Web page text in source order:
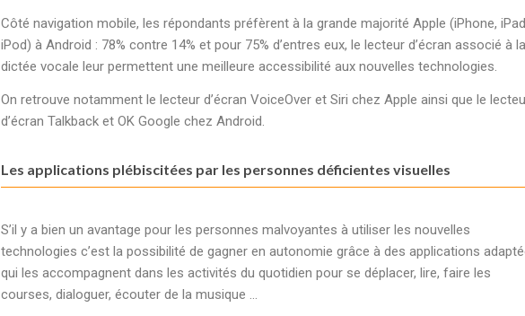
Côté navigation mobile, les répondants préfèrent à la grande majorité Apple (iPhone,
iPod) à Android : 78% contre 14% et pour 75% d’entres eux, le lecteur d’écran associé à la
dictée vocale leur permettent une meilleure accessibilité aux nouvelles technologies.
On retrouve notamment le lecteur d’écran VoiceOver et Siri chez Apple ainsi que le
d’écran Talkback et OK Google chez Android.
Les applications plébiscitées par les personnes déficientes visuelles
S’il y a bien un avantage pour les personnes malvoyantes à utiliser les nouvelles
technologies c’est la possibilité de gagner en autonomie grâce à des applications
qui les accompagnent dans les activités du quotidien pour se déplacer, lire, faire les
courses, dialoguer, écouter de la musique …